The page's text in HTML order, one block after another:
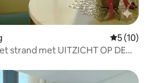
5 (10)
strand met UITZICHT OP DE